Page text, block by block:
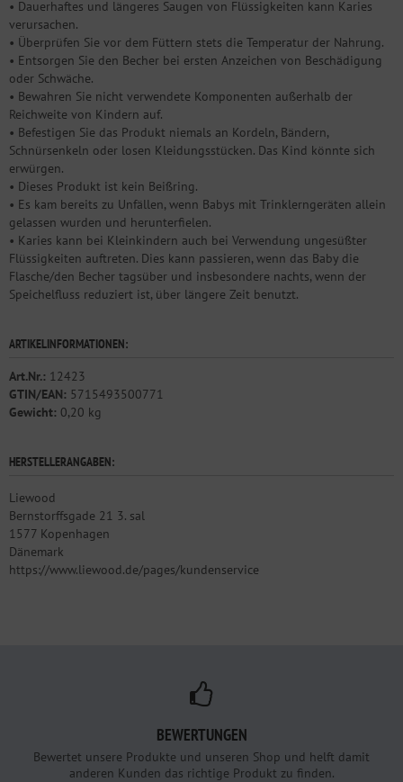
• Dauerhaftes und längeres Saugen von Flüssigkeiten kann Karies
verursachen.
• Überprüfen Sie vor dem Füttern stets die Temperatur der Nahrung.
• Entsorgen Sie den Becher bei ersten Anzeichen von Beschädigung
oder Schwäche.
• Bewahren Sie nicht verwendete Komponenten außerhalb der
Reichweite von Kindern auf.
• Befestigen Sie das Produkt niemals an Kordeln, Bändern,
Schnürsenkeln oder losen Kleidungsstücken. Das Kind könnte sich
erwürgen.
• Dieses Produkt ist kein Beißring.
• Es kam bereits zu Unfällen, wenn Babys mit Trinklerngeräten allein
gelassen wurden und herunterfielen.
• Karies kann bei Kleinkindern auch bei Verwendung ungesüßter
Flüssigkeiten auftreten. Dies kann passieren, wenn das Baby die
Flasche/den Becher tagsüber und insbesondere nachts, wenn der
Speichelfluss reduziert ist, über längere Zeit benutzt.
ARTIKELINFORMATIONEN:
Art.Nr.: 12423
GTIN/EAN: 5715493500771
Gewicht: 0,20 kg
HERSTELLERANGABEN:
Liewood
Bernstorffsgade 21 3. sal
1577 Kopenhagen
Dänemark
https://www.liewood.de/pages/kundenservice
BEWERTUNGEN
Bewertet unsere Produkte und unseren Shop und helft damit
anderen Kunden das richtige Produkt zu finden.